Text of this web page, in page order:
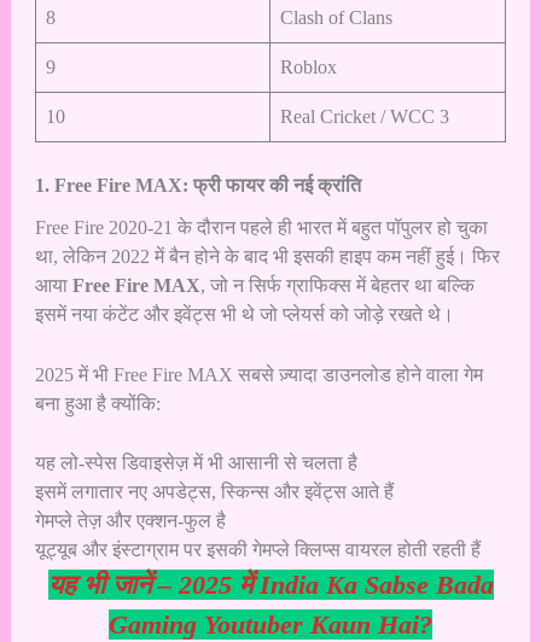
8 Clash of Clans
9 Roblox
10 Real Cricket / WCC 3
1. Free Fire MAX: फ्री फायर की नई क्रांति
Free Fire 2020-21 के दौरान पहले ही भारत में बहुत पॉपुलर हो चुका
था, लेकिन 2022 में बैन होने के बाद भी इसकी हाइप कम नहीं हुई। फिर
आया Free Fire MAX, जो न सिर्फ ग्राफिक्स में बेहतर था बल्कि
इसमें नया कंटेंट और इवेंट्स भी थे जो प्लेयर्स को जोड़े रखते थे।
2025 में भी Free Fire MAX सबसे ज़्यादा डाउनलोड होने वाला गेम
बना हुआ है क्योंकि:
यह लो-स्पेस डिवाइसेज़ में भी आसानी से चलता है
इसमें लगातार नए अपडेट्स, स्किन्स और इवेंट्स आते हैं
गेमप्ले तेज़ और एक्शन-फुल है
यूट्यूब और इंस्टाग्राम पर इसकी गेमप्ले क्लिप्स वायरल होती रहती हैं
यह भी जानें –2025 में India Ka Sabse Bada
Gaming Youtuber Kaun Hai?